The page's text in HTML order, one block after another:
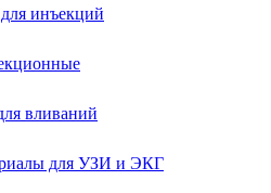
инъекций
вливаний
для УЗИ и ЭКГ